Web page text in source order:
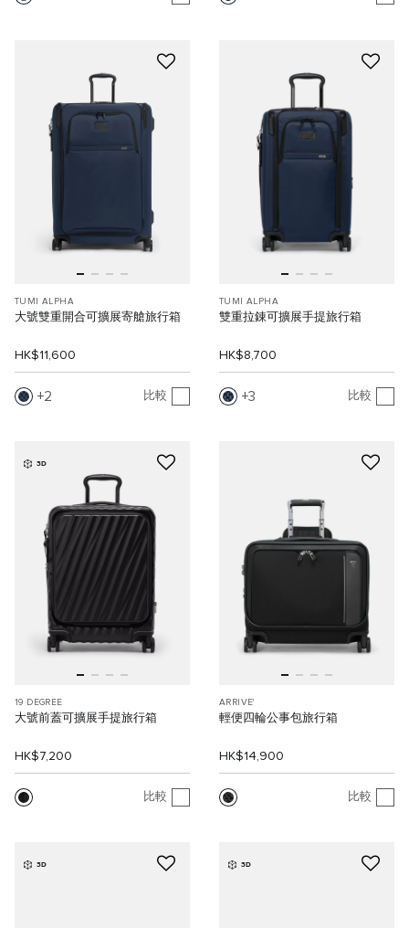
TUMI ALPHA
大號雙重開合可擴展寄艙旅行箱
HK$11,600
2 比較
TUMI ALPHA
雙重拉錬可擴展手提旅行箱
HK$8,700
3 比較
3D
19 DEGREE
大號前蓋可擴展手提旅行箱
HK$7,200
比較
ARRIVE'
輕便四輪公事包旅行箱
HK$14,900
比較
3D 3D